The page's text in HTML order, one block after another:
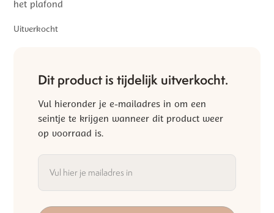
het plafond
Uitverkocht
Dit product is tijdelijk uitverkocht.
Vul hieronder je e-mailadres in om een
seintje te krijgen wanneer dit product weer
op voorraad is.